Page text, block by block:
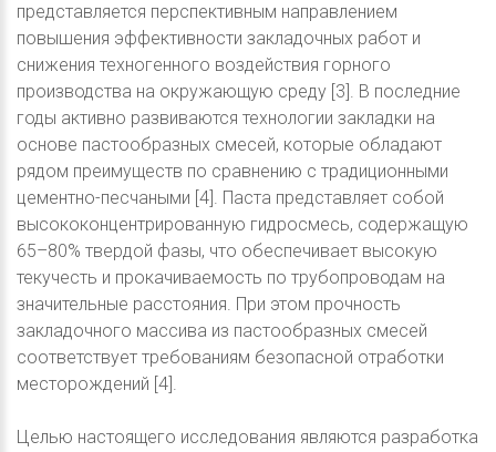
представляется перспективным направлением
повышения эффективности закладочных работ и
снижения техногенного воздействия горного
производства на окружающую среду [3]. В последние
годы активно развиваются технологии закладки на
основе пастообразных смесей, которые обладают
рядом преимуществ по сравнению с традиционными
цементно-песчаными [4]. Паста представляет собой
высококонцентрированную гидросмесь, содержащую
65–80% твердой фазы, что обеспечивает высокую
текучесть и прокачиваемость по трубопроводам на
значительные расстояния. При этом прочность
закладочного массива из пастообразных смесей
соответствует требованиям безопасной отработки
месторождений [4].
Целью настоящего исследования являются разработка